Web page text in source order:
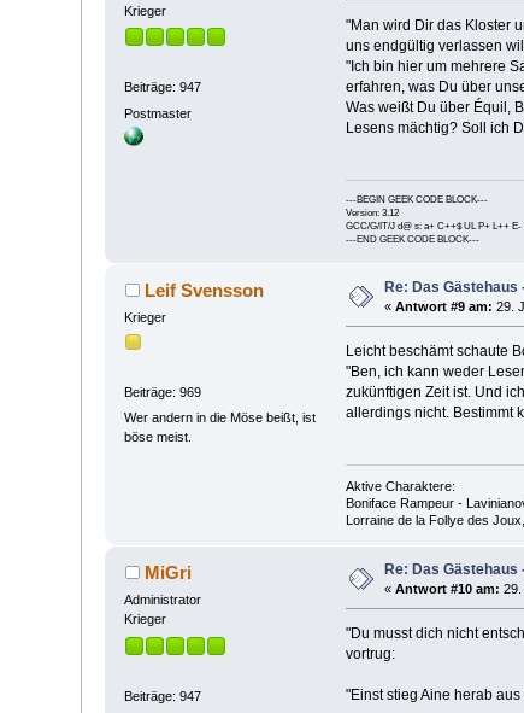
Krieger
Beiträge: 947
Postmaster
"Man wird Dir das Kloster
uns endgültig verlassen
"Ich bin hier um mehrere
erfahren, was Du über
Was weißt Du über Équil,
Lesens mächtig? Soll ich
---BEGIN GEEK CODE BLOCK---
Version: 3.12
GCC/G/IT/J d@ s: a+ C++$ UL P+ L++
---END GEEK CODE BLOCK---
Leif Svensson
Krieger
Beiträge: 969
Wer andern in die Möse beißt, ist
böse meist.
Re: Das Gästehaus
«Antwort #9 am: 29.
Leicht beschämt schaute
"Ben, ich kann weder
zukünftigen Zeit ist. Und
allerdings nicht. Bestimmt
Aktive Charaktere:
Boniface Rampeur -
Lorraine de la Follye des
MiGri
Administrator
Krieger
Beiträge: 947
Re: Das Gästehaus
«Antwort #10 am: 29.
"Du musst dich nicht
vortrug:
"Einst stieg Aine